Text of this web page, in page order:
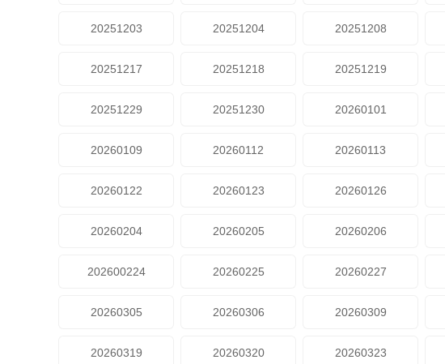
20251203 20251204 20251208
20251217 20251218 20251219
20251229 20251230 20260101
20260109 20260112 20260113
20260122 20260123 20260126
20260204 20260205 20260206
202600224 20260225 20260227
20260305 20260306 20260309
20260319 20260320 20260323